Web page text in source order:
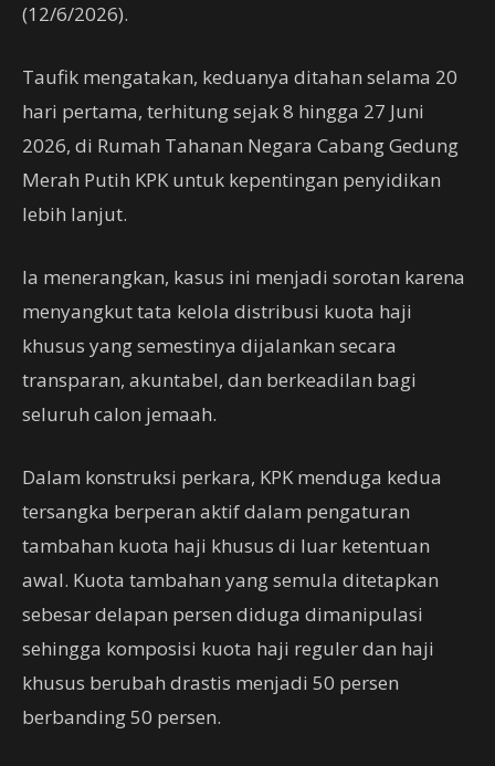
(12/6/2026).
Taufik mengatakan, keduanya ditahan selama 20
hari pertama, terhitung sejak 8 hingga 27 Juni
2026, di Rumah Tahanan Negara Cabang Gedung
Merah Putih KPK untuk kepentingan penyidikan
lebih lanjut.
Ia menerangkan, kasus ini menjadi sorotan karena
menyangkut tata kelola distribusi kuota haji
khusus yang semestinya dijalankan secara
transparan, akuntabel, dan berkeadilan bagi
seluruh calon jemaah.
Dalam konstruksi perkara, KPK menduga kedua
tersangka berperan aktif dalam pengaturan
tambahan kuota haji khusus di luar ketentuan
awal. Kuota tambahan yang semula ditetapkan
sebesar delapan persen diduga dimanipulasi
sehingga komposisi kuota haji reguler dan haji
khusus berubah drastis menjadi 50 persen
berbanding 50 persen.